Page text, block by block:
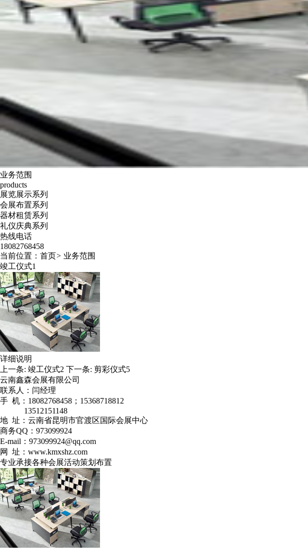
业务范围
products
展览展示系列
会展布置系列
器材租赁系列
礼仪庆典系列
热线电话
18082768458
当前位置： 首页> 业务范围
竣工仪式1
详细说明
上一条: 竣工仪式2 下一条: 剪彩仪式5
云南鑫森会展有限公司
联系人：闫经理
手 机：18082768458；15368718812
13512151148
地 址：云南省昆明市官渡区国际会展中心
商务QQ：973099924
E-mail：973099924@qq.com
网 址：www.kmxshz.com
专业承接各种会展活动策划布置